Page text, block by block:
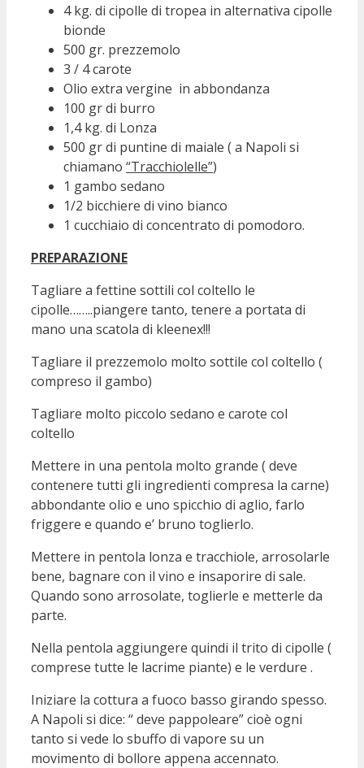
4 kg. di cipolle di tropea in alternativa cipolle
bionde
500 gr. prezzemolo
3 / 4 carote
Olio extra vergine in abbondanza
100 gr di burro
1,4 kg. di Lonza
500 gr di puntine di maiale ( a Napoli si
chiamano “Tracchiolelle”)
1 gambo sedano
1/2 bicchiere di vino bianco
1 cucchiaio di concentrato di pomodoro.
PREPARAZIONE
Tagliare a fettine sottili col coltello le
cipolle……..piangere tanto, tenere a portata di
mano una scatola di kleenex!!!
Tagliare il prezzemolo molto sottile col coltello (
compreso il gambo)
Tagliare molto piccolo sedano e carote col
coltello
Mettere in una pentola molto grande ( deve
contenere tutti gli ingredienti compresa la carne)
abbondante olio e uno spicchio di aglio, farlo
friggere e quando e’ bruno toglierlo.
Mettere in pentola lonza e tracchiole, arrosolarle
bene, bagnare con il vino e insaporire di sale.
Quando sono arrosolate, toglierle e metterle da
parte.
Nella pentola aggiungere quindi il trito di cipolle (
comprese tutte le lacrime piante) e le verdure .
Iniziare la cottura a fuoco basso girando spesso.
A Napoli si dice: “ deve pappoleare” cioè ogni
tanto si vede lo sbuffo di vapore su un
movimento di bollore appena accennato.